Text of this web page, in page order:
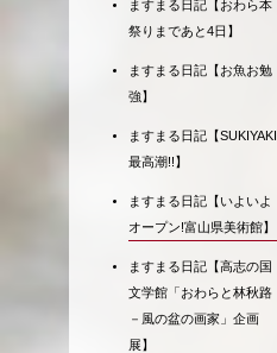
ますまる日記【おわら本
祭りまであと4日】
ますまる日記【お魚お勉
強】
ますまる日記【SUKIYAKI
最高潮!!】
ますまる日記【いよいよ
オープン!富山県美術館】
ますまる日記【高志の国
文学館「おわらと林秋路
－風の盆の画家」企画
展】